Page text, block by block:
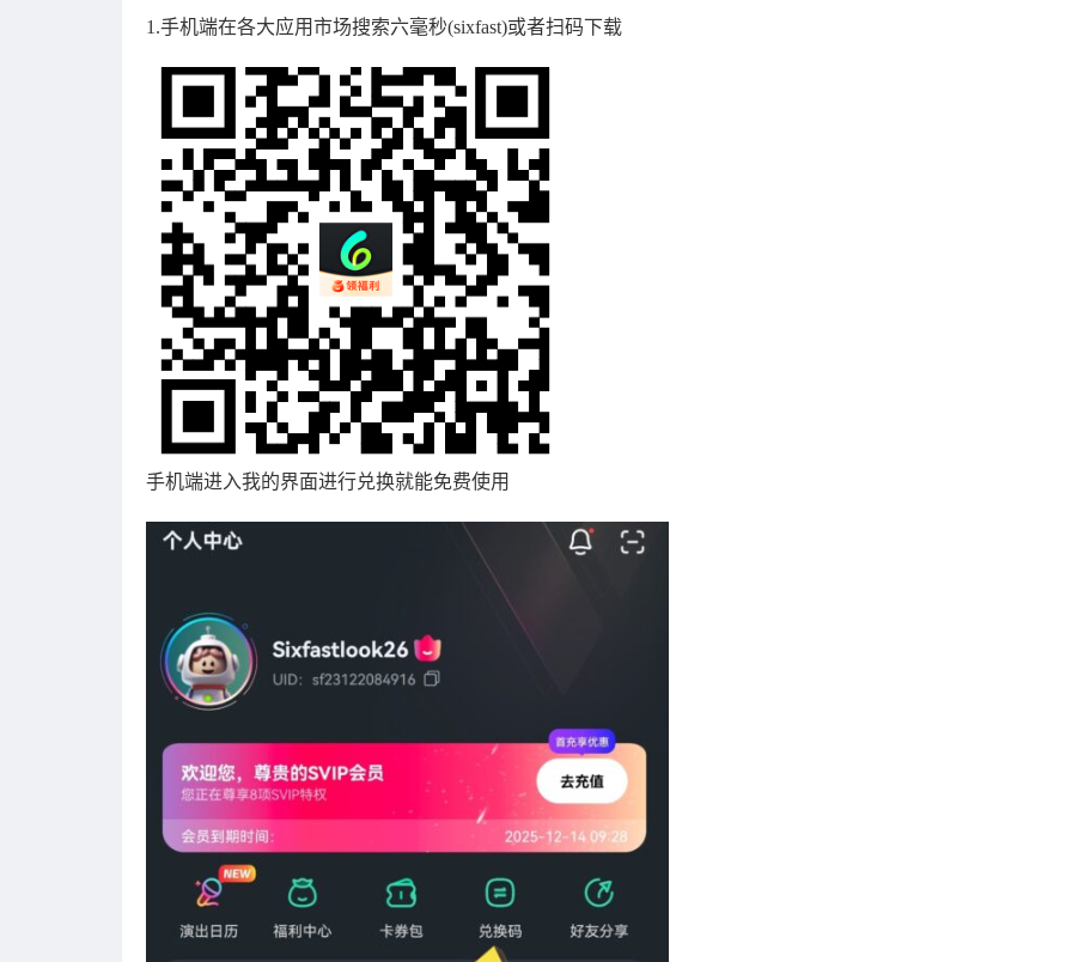
1.手机端在各大应用市场搜索六毫秒(sixfast)或者扫码下载
手机端进入我的界面进行兑换就能免费使用